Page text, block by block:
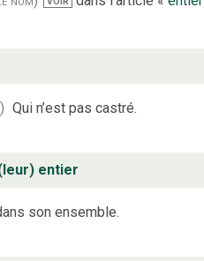
Qui n’est pas castré.
entier
son ensemble.